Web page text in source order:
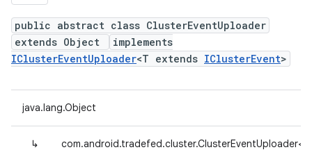
public abstract class ClusterEventUploader
extends Object
implements
IClusterEventUploader<T extends IClusterEvent>
java.lang.Object
↳